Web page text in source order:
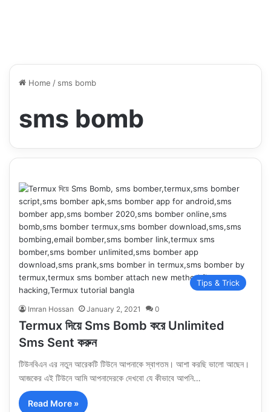
Home / sms bomb
sms bomb
Tips & Trick
Imran Hossan January 2, 2021 0
Termux দিয়ে Sms Bomb করে Unlimited
Sms Sent করুন
টিউনবিএন এর নতুন আরেকটি টিউনে আপনাকে স্বাগতম। আশা করছি ভালো আছেন।
আজকের এই টিউনে আমি আপনাদেরকে দেখবো যে কীভাবে আপনি…
Read More »